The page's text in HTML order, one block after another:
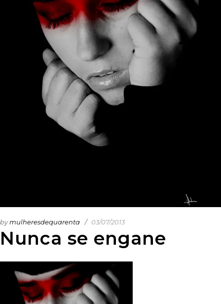
Nunca se engane
bymulheresdequarenta 03/07/2013